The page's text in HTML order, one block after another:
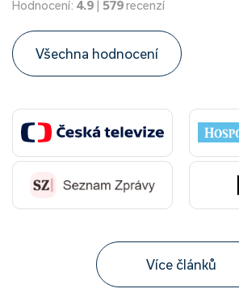
Hodnocení: 4.9 | 579recenzí
Všechna hodnocení
Více článků